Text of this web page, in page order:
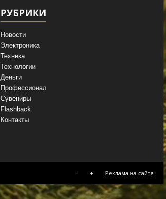
РУБРИКИ
Новости
Электроника
Техника
Технологии
Деньги
Профессионал
Сувениры
Flashback
Контакты
– + Реклама на сайте